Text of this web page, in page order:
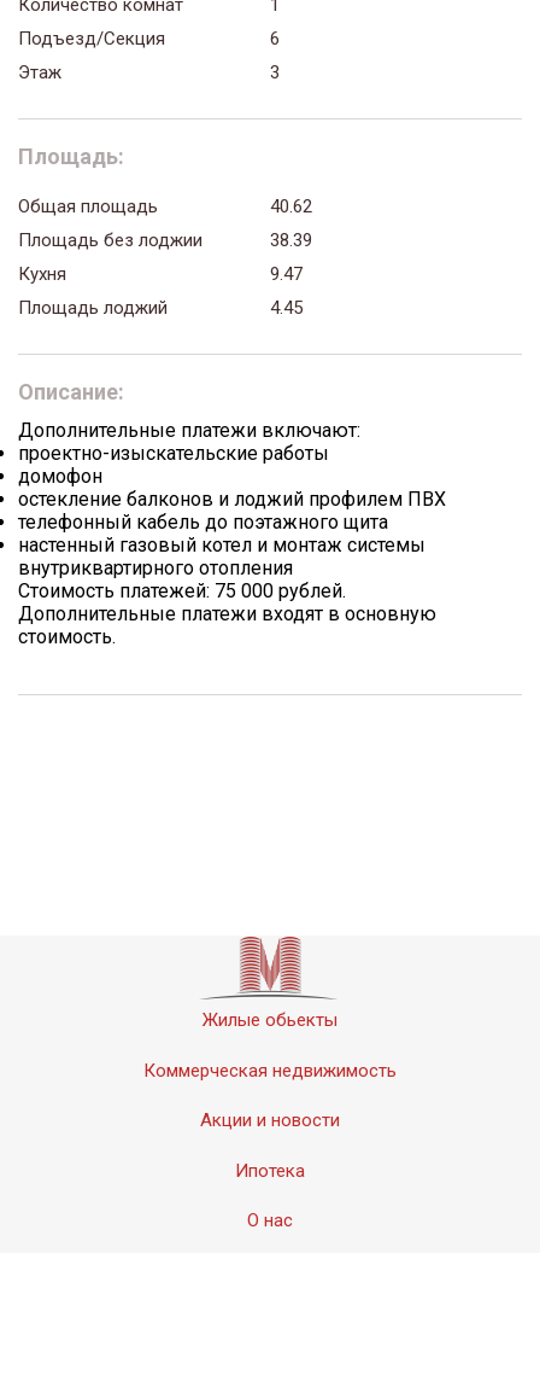
Количество комнат
1
Подъезд/Секция
6
Этаж
3
Площадь:
Общая площадь
40.62
Площадь без лоджии
38.39
Кухня
9.47
Площадь лоджий
4.45
Описание:
Дополнительные платежи включают:
проектно-изыскательские работы
домофон
остекление балконов и лоджий профилем ПВХ
телефонный кабель до поэтажного щита
настенный газовый котел и монтаж системы
внутриквартирного отопления
Стоимость платежей: 75 000 рублей.
Дополнительные платежи входят в основную
стоимость.
Жилые обьекты
Коммерческая недвижимость
Акции и новости
Ипотека
О нас